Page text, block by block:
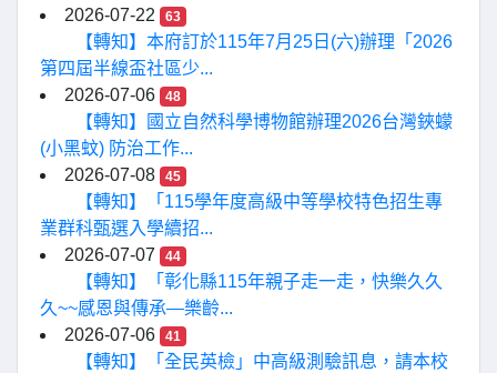
2026-07-22
63
【轉知】本府訂於115年7月25日(六)辦理「2026
第四屆半線盃社區少...
2026-07-06
48
【轉知】國立自然科學博物館辦理2026台灣鋏蠓
(小黑蚊) 防治工作...
2026-07-08
45
【轉知】「115學年度高級中等學校特色招生專
業群科甄選入學續招...
2026-07-07
44
【轉知】「彰化縣115年親子走一走，快樂久久
久~~感恩與傳承—樂齡...
2026-07-06
41
【轉知】「全民英檢」中高級測驗訊息，請本校